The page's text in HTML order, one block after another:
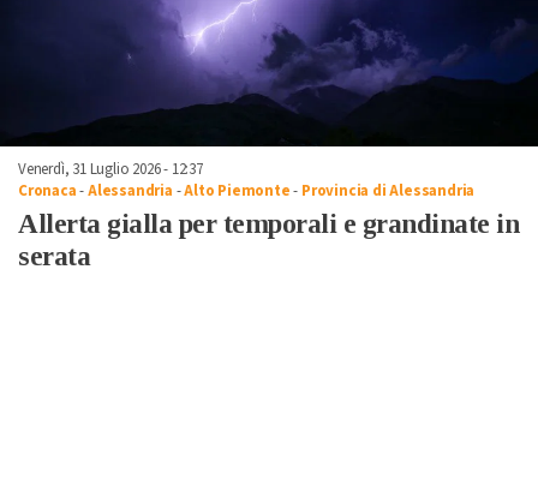
Venerdì, 31 Luglio 2026 - 12:37
Cronaca-Alessandria -Alto Piemonte- Provincia di Alessandria
Allerta gialla per temporali e grandinate in
serata